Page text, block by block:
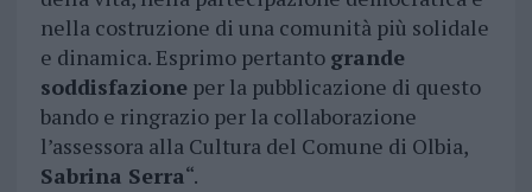
nella costruzione di una comunità più solidale
e dinamica. Esprimo pertanto grande
soddisfazioneper la pubblicazione di questo
bando e ringrazio per la collaborazione
l’assessora alla Cultura del Comune di Olbia,
Sabrina Serra“.